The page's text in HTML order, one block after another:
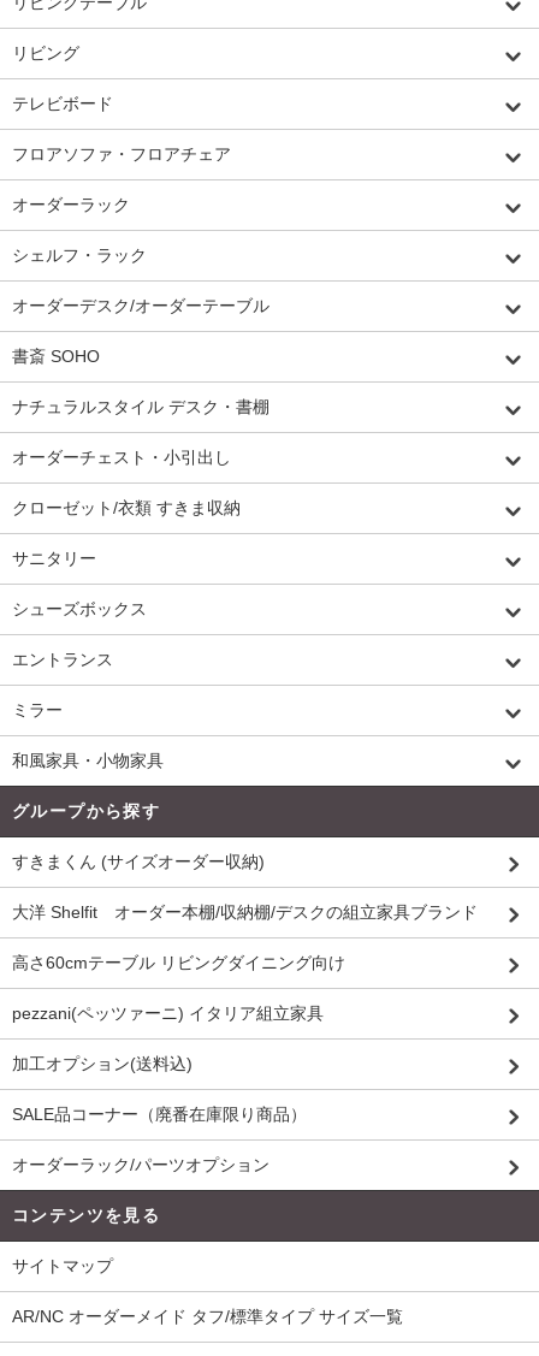
リビング
テレビボード
フロアソファ・フロアチェア
オーダーラック
シェルフ・ラック
オーダーデスク/オーダーテーブル
書斎 SOHO
ナチュラルスタイル デスク・書棚
オーダーチェスト・小引出し
クローゼット/衣類 すきま収納
サニタリー
シューズボックス
エントランス
ミラー
和風家具・小物家具
グループから探す
すきまくん (サイズオーダー収納)
大洋 Shelfit オーダー本棚/収納棚/デスクの組立家具ブランド
高さ60cmテーブル リビングダイニング向け
pezzani(ペッツァーニ) イタリア組立家具
加工オプション(送料込)
SALE品コーナー（廃番在庫限り商品）
オーダーラック/パーツオプション
コンテンツを見る
サイトマップ
AR/NC オーダーメイド タフ/標準タイプ サイズ一覧